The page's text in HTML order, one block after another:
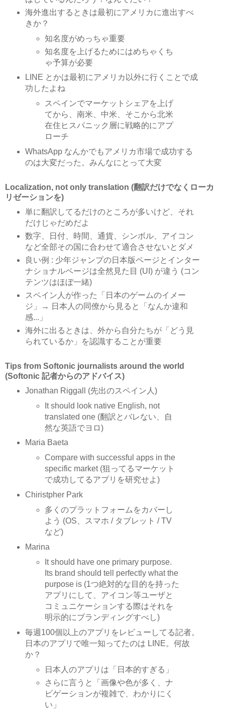
海外進出するときは最初にアメリカに進出すべ
きか？
知名度がめっちゃ重要
知名度を上げるためにはめちゃくち
ゃ予算が必要
LINE とかは最初にアメリカ以外に行くことで成
功したよね
スペインでマーケットシェアを上げ
てから、南米、中米、そこから北米
在住ヒスパニック層に戦略的にアプ
ローチ
WhatsApp なんかでもアメリカ市場で成功する
のは大変だった。みんなにとって大変
Localization, not only translation (翻訳だけでなくローカ
リゼーションを)
単に翻訳してるだけのところが多いけど、それ
だけじゃだめだよ
数字、日付、時間、通貨、シンボル、アイコン
など全部その国に合わせて適合させないとダメ
良い例 : 少年ジャンプの日本版ページとインター
ナショナルページは全然見た目 (UI) が違う (コン
テンツはほぼ一緒)
スペイン人が作った「日本のゲームのイメー
ジ」→ 日本人の同僚から見ると「なんか違和
感...」
海外に出るときは、外から自分たちが「どう見
られているか」を認識することが重要
Tips from Softonic journalists around the world
(Softonic 記者からのアドバイス)
Jonathan Riggall (先出のスペイン人)
It should look native English, not
translated one (翻訳とバレない、自
然な英語でヨロ)
Maria Baeta
Compare with successful apps in the
specific market (狙ってるマーケット
で成功してるアプリを研究せよ)
Chiristpher Park
多くのプラットフォームをカバーし
よう (OS、スマホ / タブレット / TV
など)
Marina
It should have one primary purpose.
Its brand should tell perfectly what the
purpose is (1つ絶対的な目的を持った
アプリにして、アイコン等ユーザと
コミュニケーションする際はそれを
明示的にブランディングすべし)
毎週100個以上のアプリをレビューしてる記者。
日本のアプリで唯一知ってたのは LINE。何故
か？
日本人のアプリは「日本的すぎる」
さらに言うと「画像や色が多く、ナ
ビゲーションが複雑で、わかりにく
い」